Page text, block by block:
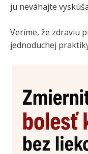
ju neváhajte
Veríme, že zdraviu
jednoduchej